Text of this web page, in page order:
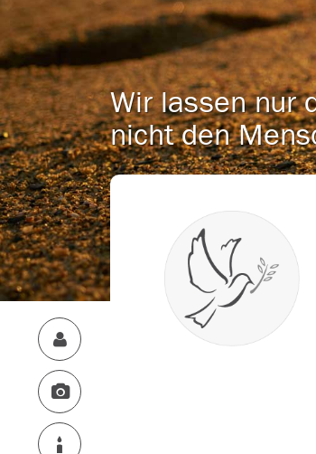
Wir lassen nur
nicht den